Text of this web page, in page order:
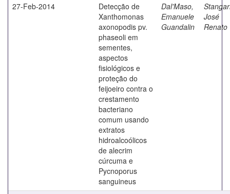
27-Feb-2014
Detecção de
Xanthomonas
axonopodis pv.
phaseoli em
sementes,
aspectos
fisiológicos e
proteção do
feijoeiro contra o
crestamento
bacteriano
comum usando
extratos
hidroalcoólicos
de alecrim
cúrcuma e
Pycnoporus
sanguineus
Dal'Maso,
Emanuele
Guandalin
José
Renato